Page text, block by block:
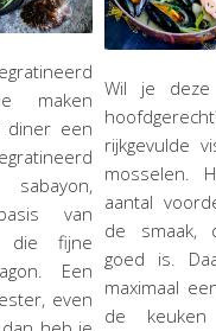
maken
een
van
die fijne
Een
even
Wil je
rijkgevulde
mosselen.
aantal
de smaak,
goed is.
maximaal
de